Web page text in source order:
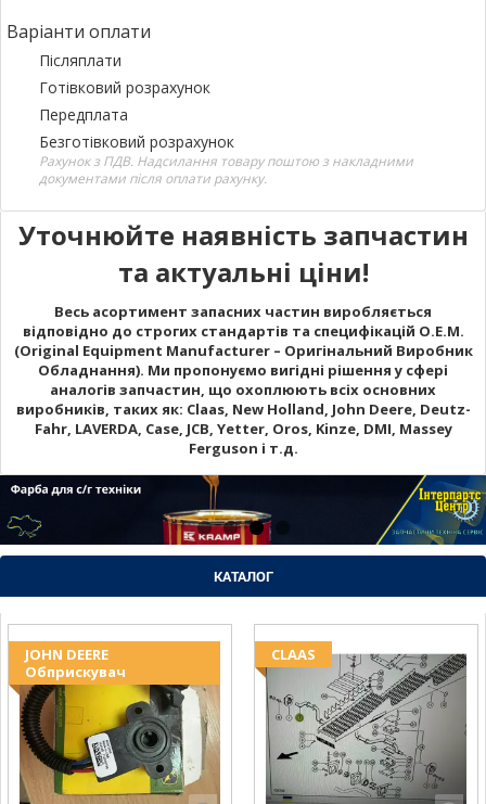
Варіанти оплати
Післяплати
Готівковий розрахунок
Передплата
Безготівковий розрахунок
Рахунок з ПДВ. Надсилання товару поштою з накладними
документами після оплати рахунку.
Уточнюйте наявність запчастин
та актуальні ціни!
Весь асортимент запасних частин виробляється
відповідно до строгих стандартів та специфікацій O.E.M.
(Original Equipment Manufacturer – Оригінальний Виробник
Обладнання). Ми пропонуємо вигідні рішення у сфері
аналогів запчастин, що охоплюють всіх основних
виробників, таких як: Claas, New Holland, John Deere, Deutz-
Fahr, LAVERDA, Case, JCB, Yetter, Oros, Kinze, DMI, Massey
Ferguson і т.д.
КАТАЛОГ
JOHN DEERE
Обприскувач
CLAAS